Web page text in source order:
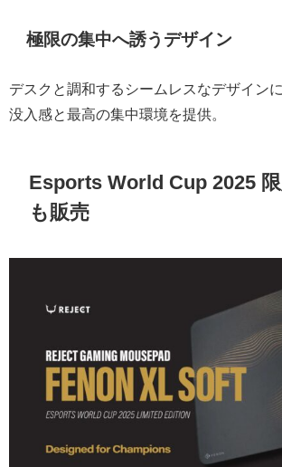
極限の集中へ誘うデザイン
デスクと調和するシームレスなデザイン
没入感と最高の集中環境を提供。
Esports World Cup 2025
も販売